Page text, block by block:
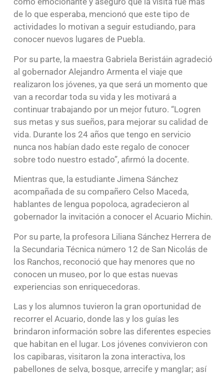
de lo que esperaba, mencionó que este tipo de
actividades lo motivan a seguir estudiando, para
conocer nuevos lugares de Puebla.
Por su parte, la maestra Gabriela Beristáin agradeció
al gobernador Alejandro Armenta el viaje que
realizaron los jóvenes, ya que será un momento que
van a recordar toda su vida y les motivará a
continuar trabajando por un mejor futuro. “Logren
sus metas y sus sueños, para mejorar su calidad de
vida. Durante los 24 años que tengo en servicio
nunca nos habían dado este regalo de conocer
sobre todo nuestro estado”, afirmó la docente.
Mientras que, la estudiante Jimena Sánchez
acompañada de su compañero Celso Maceda,
hablantes de lengua popoloca, agradecieron al
gobernador la invitación a conocer el Acuario Michin.
Por su parte, la profesora Liliana Sánchez Herrera de
la Secundaria Técnica número 12 de San Nicolás de
los Ranchos, reconoció que hay menores que no
conocen un museo, por lo que estas nuevas
experiencias son enriquecedoras.
Las y los alumnos tuvieron la gran oportunidad de
recorrer el Acuario, donde las y los guías les
brindaron información sobre las diferentes especies
que habitan en el lugar. Los jóvenes convivieron con
los capibaras, visitaron la zona interactiva, los
pabellones de selva, bosque, arrecife y manglar; así